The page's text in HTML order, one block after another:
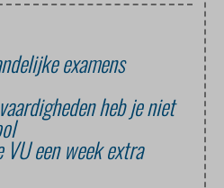
examens
heb je niet
een week extra